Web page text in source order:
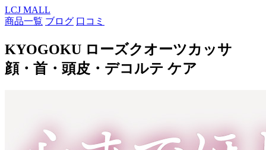
LCJ MALL
商品一覧 ブログ 口コミ
KYOGOKU ローズクオーツカッサ
顔・首・頭皮・デコルテ ケア